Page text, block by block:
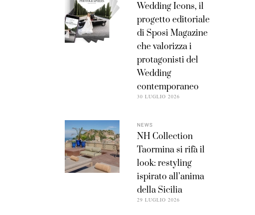
Wedding Icons, il
progetto editoriale
di Sposi Magazine
che valorizza i
protagonisti del
Wedding
contemporaneo
30 LUGLIO 2026
NEWS
NH Collection
Taormina si rifà il
look: restyling
ispirato all’anima
della Sicilia
29 LUGLIO 2026